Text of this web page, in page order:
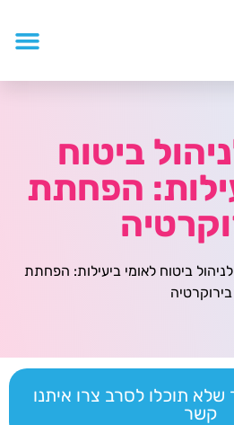
ביטוח
הפחתת
ביטוח לאומי ביעילות: הפחתת
בירוקרטיה
תוכלו לסרב צרו איתנו
קשר